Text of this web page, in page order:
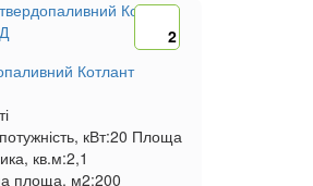
2
Котлант
кВт:20 Площа
кв.м:2,1
площа, м2:200